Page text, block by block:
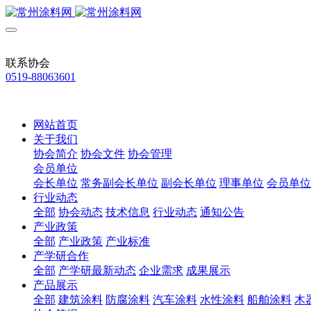
联系协会
0519-88063601
网站首页
关于我们
协会简介 协会文件 协会管理
会员单位
会长单位 常务副会长单位 副会长单位 理事单位 会员单位
行业动态
全部 协会动态 技术信息 行业动态 通知公告
产业政策
全部 产业政策 产业标准
产学研合作
全部 产学研最新动态 企业需求 成果展示
产品展示
全部 建筑涂料 防腐涂料 汽车涂料 水性涂料 船舶涂料 木